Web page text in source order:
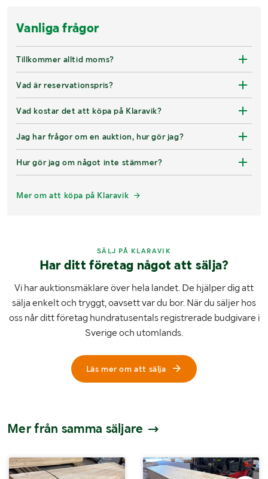
Vanliga frågor
Tillkommer alltid moms?
Vad är reservationspris?
Vad kostar det att köpa på Klaravik?
Jag har frågor om en auktion, hur gör jag?
Hur gör jag om något inte stämmer?
Mer om att köpa på Klaravik
SÄLJ PÅ KLARAVIK
Har ditt företag något att sälja?
Vi har auktionsmäklare över hela landet. De hjälper dig att
sälja enkelt och tryggt, oavsett var du bor. När du säljer hos
oss når ditt företag hundratusentals registrerade budgivare i
Sverige och utomlands.
Läs mer om att sälja
Mer från samma säljare